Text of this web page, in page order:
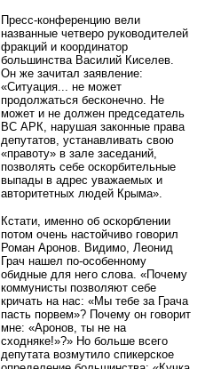
Пресс-конференцию вели
названные четверо руководителей
фракций и координатор
большинства Василий Киселев.
Он же зачитал заявление:
«Ситуация... не может
продолжаться бесконечно. Не
может и не должен председатель
ВС АРК, нарушая законные права
депутатов, устанавливать свою
«правоту» в зале заседаний,
позволять себе оскорбительные
выпады в адрес уважаемых и
авторитетных людей Крыма».
Кстати, именно об оскорблении
потом очень настойчиво говорил
Роман Аронов. Видимо, Леонид
Грач нашел по-особенному
обидные для него слова. «Почему
коммунисты позволяют себе
кричать на нас: «Мы тебе за Грача
пасть порвем»? Почему он говорит
мне: «Аронов, ты не на
сходняке!»?» Но больше всего
депутата возмутило спикерское